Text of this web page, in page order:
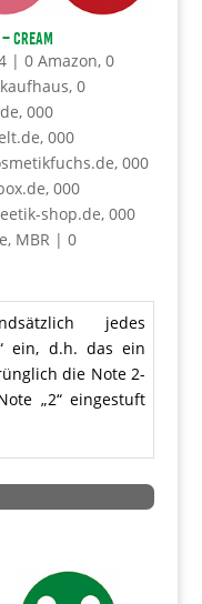
Cream
| 0 Amazon, 0
, 0
, 000
, 000
, 000
, 000
shop.de, 000
, MBR | 0
jedes
ein, d.h. das ein
die Note 2-
„2“ eingestuft